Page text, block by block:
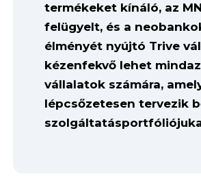
termékeket kínáló, az
felügyelt, és a
élményét nyújtó Trive
kézenfekvő lehet
vállalatok számára,
lépcsőzetesen tervezik